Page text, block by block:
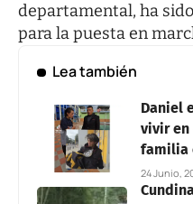
departamental, ha
para la puesta en
Lea también
Daniel
vivir en
familia
24 Junio,